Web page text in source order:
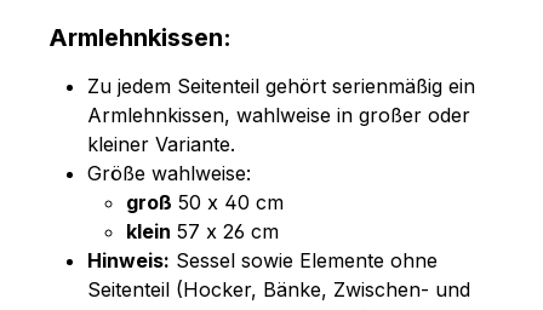
Armlehnkissen:
Zu jedem Seitenteil gehört serienmäßig ein
Armlehnkissen, wahlweise in großer oder
kleiner Variante.
Größe wahlweise:
groß 50 x 40 cm
klein 57 x 26 cm
Hinweis: Sessel sowie Elemente ohne
Seitenteil (Hocker, Bänke, Zwischen- und